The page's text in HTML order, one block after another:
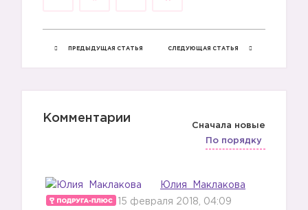
ПРЕДЫДУЩАЯ СТАТЬЯ СЛЕДУЮЩАЯ СТАТЬЯ
Комментарии
Сначала новые
По порядку
Юлия Маклакова
15 февраля 2018, 04:09